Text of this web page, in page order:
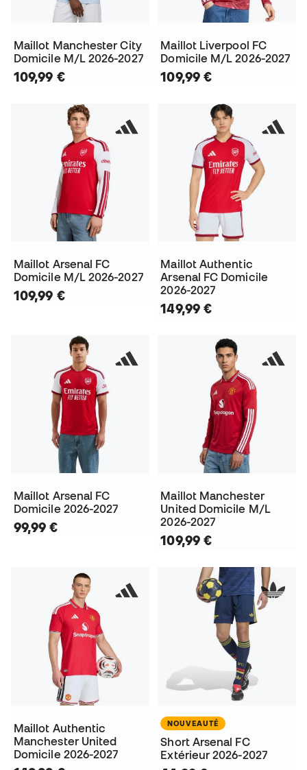
Maillot Manchester City
Domicile M/L 2026-2027
109,99 €
Maillot Liverpool FC
Domicile M/L 2026-2027
109,99 €
Maillot Arsenal FC
Domicile M/L 2026-2027
109,99 €
Maillot Authentic
Arsenal FC Domicile
2026-2027
149,99 €
Maillot Arsenal FC
Domicile 2026-2027
99,99 €
Maillot Manchester
United Domicile M/L
2026-2027
109,99 €
Maillot Authentic
Manchester United
Domicile 2026-2027
NOUVEAUTÉ
Short Arsenal FC
Extérieur 2026-2027